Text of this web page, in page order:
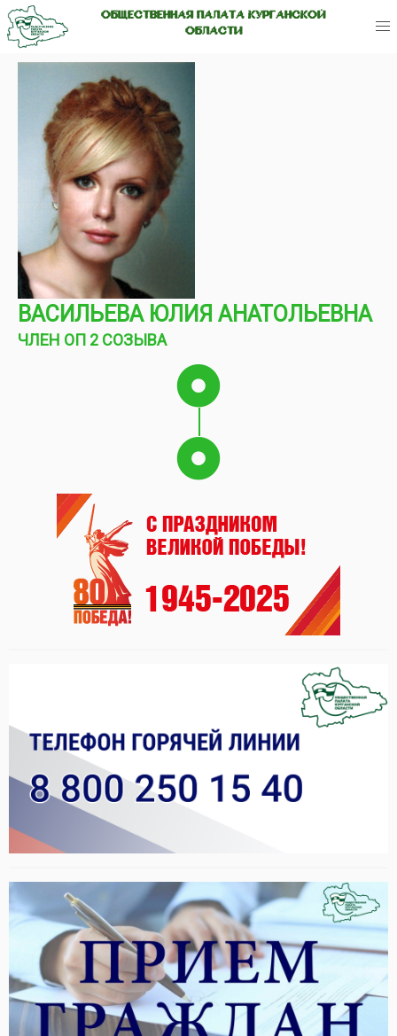
ОБЩЕСТВЕННАЯ ПАЛАТА КУРГАНСКОЙ
ОБЛАСТИ
ВАСИЛЬЕВА ЮЛИЯ АНАТОЛЬЕВНА
ЧЛЕН ОП 2 СОЗЫВА